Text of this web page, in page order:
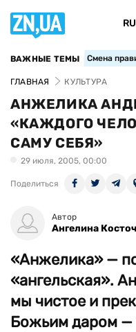
RU
ВАЖНЫЕ ТЕМЫ Смена
ГЛАВНАЯ КУЛЬТУРА
АНЖЕЛИКА
«КАЖДОГО
САМУ СЕБЯ»
29 июля, 2005, 00:00
Поделиться
Автор
Ангелина
«Анжелика» —
«ангельская».
мы чистое и
Божьим даром —